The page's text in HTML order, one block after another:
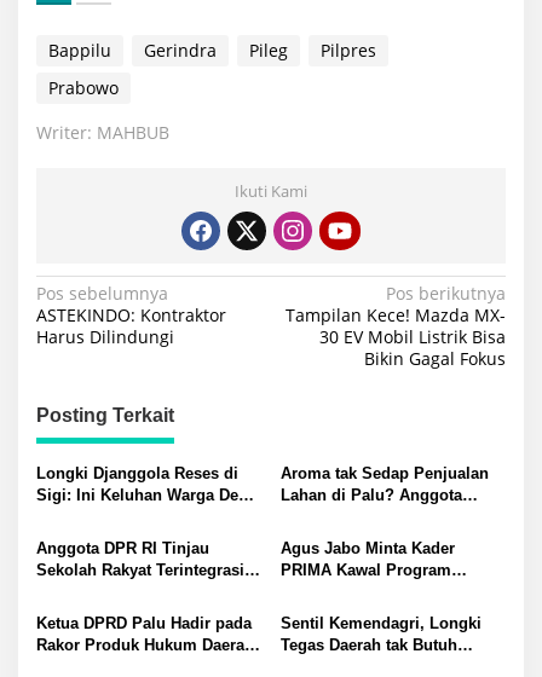
Bappilu Gerindra Pileg
Pilpres
Prabowo
Writer: MAHBUB
Ikuti Kami
Navigasi
pos
Pos sebelumnya
ASTEKINDO: Kontraktor
Harus Dilindungi
Pos berikutnya
Tampilan Kece! Mazda MX-
30 EV Mobil Listrik Bisa
Bikin Gagal Fokus
Posting Terkait
Longki Djanggola Reses di
Sigi: Ini Keluhan Warga Desa
Sertifikat
Aroma tak Sedap Penjualan
Lahan di Palu? Anggota
Tegas
Anggota DPR RI Tinjau
Sekolah Rakyat Terintegrasi
Keberpihakan Nyata
Pemerintah
Agus Jabo Minta Kader
PRIMA Kawal Program
Prabowo
Ketua DPRD Palu Hadir pada
Rakor Produk Hukum Daerah
Sentil Kemendagri, Longki
Tegas Daerah tak Butuh